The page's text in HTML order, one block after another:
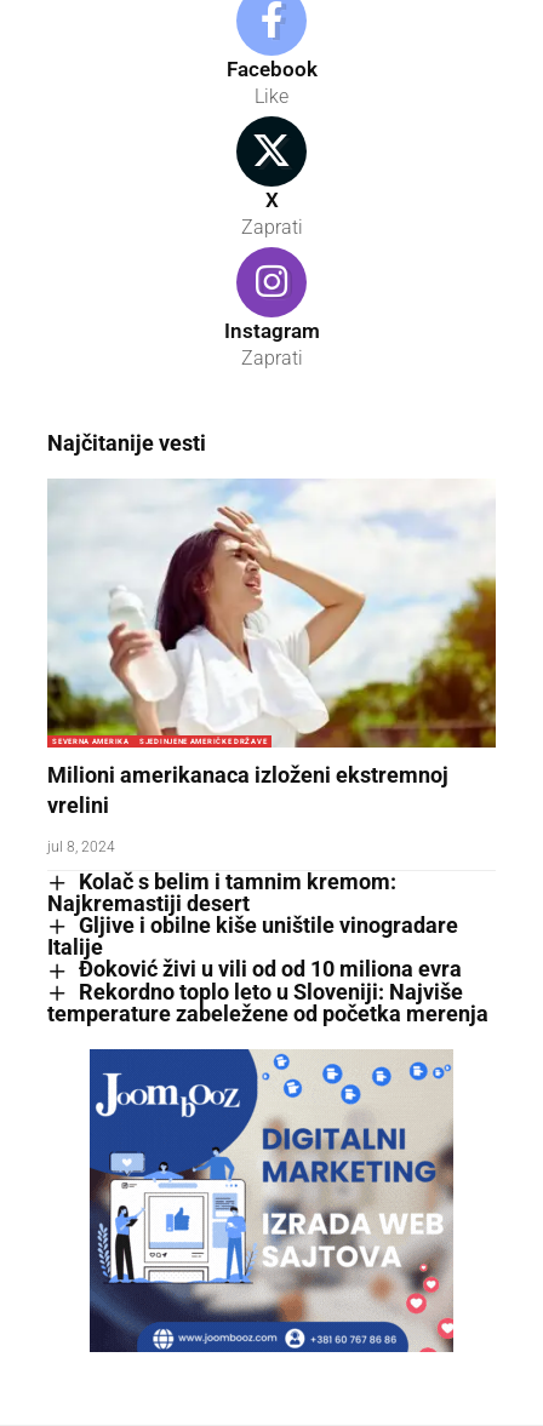
Facebook
Like
X
Zaprati
Instagram
Zaprati
Najčitanije vesti
SEVERNA AMERIKA SJEDINJENE AMERIČKE DRŽAVE
Milioni amerikanaca izloženi ekstremnoj
vrelini
jul 8, 2024
Kolač s belim i tamnim kremom:
Najkremastiji desert
Gljive i obilne kiše uništile vinogradare
Italije
Đoković živi u vili od od 10 miliona evra
Rekordno toplo leto u Sloveniji: Najviše
temperature zabeležene od početka merenja